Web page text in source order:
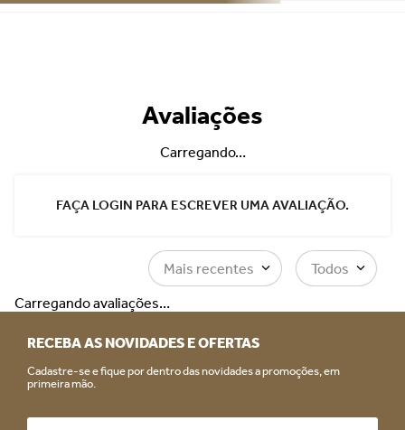
Avaliações
Carregando…
FAÇA LOGIN PARA ESCREVER UMA AVALIAÇÃO.
Mais recentes Todos
Carregando avaliações…
RECEBA AS NOVIDADES E OFERTAS
Cadastre-se e fique por dentro das novidades a promoções, em
primeira mão.